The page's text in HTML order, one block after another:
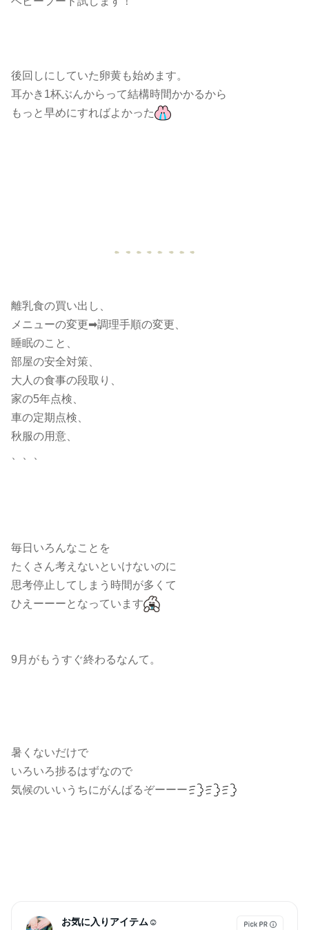
後回しにしていた卵黄も始めます。
耳かき1杯ぶんからって結構時間かかるから
もっと早めにすればよかった
離乳食の買い出し、
メニューの変更➡︎調理手順の変更、
睡眠のこと、
部屋の安全対策、
大人の食事の段取り、
家の5年点検、
車の定期点検、
秋服の用意、
毎日いろんなことを
たくさん考えないといけないのに
思考停止してしまう時間が多くて
ひえーーーとなっています
9月がもうすぐ終わるなんて。
暑くないだけで
いろいろ捗るはずなので
気候のいいうちにがんばるぞーーー
お気に入りアイテム☺︎